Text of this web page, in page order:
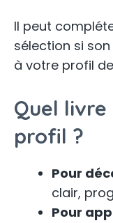
Il peut
sélection si
à votre profil
Quel
profil ?
Pour
clair,
Pour